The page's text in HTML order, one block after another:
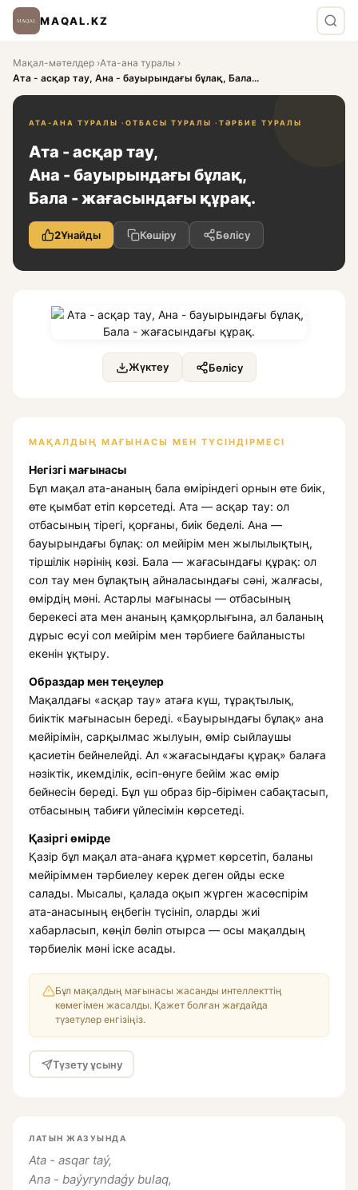
MAQAL.KZ
Мақал-мәтелдер ›Ата-ана туралы ›
Ата - асқар тау, Ана - бауырындағы бұлақ, Бала...
АТА-АНА ТУРАЛЫ · ОТБАСЫ ТУРАЛЫ · ТӘРБИЕ ТУРАЛЫ
Ата - асқар тау,
Ана - бауырындағы бұлақ,
Бала - жағасындағы құрақ.
2Ұнайды Көшіру Бөлісу
Жүктеу Бөлісу
МАҚАЛДЫҢ МАҒЫНАСЫ МЕН ТҮСІНДІРМЕСІ
Негізгі мағынасы
Бұл мақал ата-ананың бала өміріндегі орнын өте биік,
өте қымбат етіп көрсетеді. Ата — асқар тау: ол
отбасының тірегі, қорғаны, биік беделі. Ана —
бауырындағы бұлақ: ол мейірім мен жылылықтың,
тіршілік нәрінің көзі. Бала — жағасындағы құрақ: ол
сол тау мен бұлақтың айналасындағы сәні, жалғасы,
өмірдің мәні. Астарлы мағынасы — отбасының
берекесі ата мен ананың қамқорлығына, ал баланың
дұрыс өсуі сол мейірім мен тәрбиеге байланысты
екенін ұқтыру.
Образдар мен теңеулер
Мақалдағы «асқар тау» атаға күш, тұрақтылық,
биіктік мағынасын береді. «Бауырындағы бұлақ» ана
мейірімін, сарқылмас жылуын, өмір сыйлаушы
қасиетін бейнелейді. Ал «жағасындағы құрақ» балаға
нәзіктік, икемділік, өсіп-өнуге бейім жас өмір
бейнесін береді. Бұл үш образ бір-бірімен сабақтасып,
отбасының табиғи үйлесімін көрсетеді.
Қазіргі өмірде
Қазір бұл мақал ата-анаға құрмет көрсетіп, баланы
мейіріммен тәрбиелеу керек деген ойды еске
салады. Мысалы, қалада оқып жүрген жасөспірім
ата-анасының еңбегін түсініп, оларды жиі
хабарласып, көңіл бөліп отырса — осы мақалдың
тәрбиелік мәні іске асады.
Бұл мақалдың мағынасы жасанды интеллекттің
көмегімен жасалды. Қажет болған жағдайда
түзетулер енгізіңіз.
Түзету ұсыну
ЛАТЫН ЖАЗУЫНДА
Ata - asqar taý,
Ana - baýyryndaǵy bulaq,